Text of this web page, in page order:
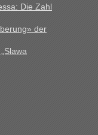
• Deklaration
bin mit meiner
An welchem
Die Zahl
der